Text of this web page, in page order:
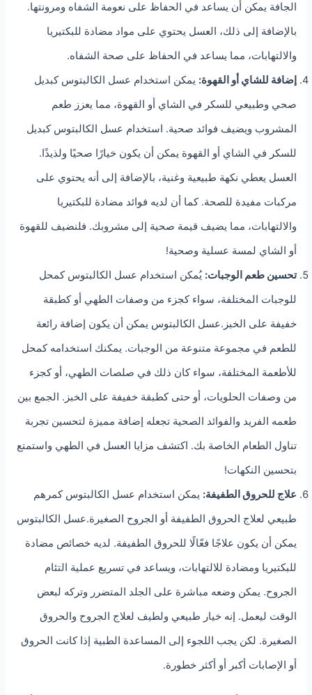
الجافة يمكن أن يساعد في الحفاظ على نعومة الشفاه ومرونتها.
بالإضافة إلى ذلك، العسل يحتوي على مواد مضادة للبكتيريا
والالتهابات، مما يساعد في الحفاظ على صحة الشفاه.
إضافة للشاي أو القهوة: يمكن استخدام عسل الكالبتوس كبديل
صحي وطبيعي للسكر في الشاي أو القهوة، مما يعزز طعم
المشروب ويضيف فوائد صحية. استخدام عسل الكالبتوس كبديل
للسكر في الشاي أو القهوة يمكن أن يكون خيارًا صحيًا ولذيذًا.
العسل يعطي نكهة طبيعية وغنية، بالإضافة إلى أنه يحتوي على
مركبات مفيدة للصحة. كما أن لديه فوائد مضادة للبكتيريا
والالتهابات، مما يضيف قيمة صحية إلى مشروبك. فلنضيف للقهوة
أو الشاي لمسة عسلية وصحية!
تحسين طعم الوجبات: يُمكن استخدام عسل الكالبتوس كمحل
للوجبات المختلفة، سواء كجزء من وصفات الطهي أو كطبقة
خفيفة على الخبز.عسل الكالبتوس يمكن أن يكون إضافة رائعة
للطعم في مجموعة متنوعة من الوجبات. يمكنك استخدامه كمحل
للأطعمة المختلفة، سواء كان ذلك في صلصات الطهي، أو كجزء
من وصفات الحلويات، أو حتى كطبقة خفيفة على الخبز. الجمع بين
طعمه الفريد والفوائد الصحية تجعله إضافة مميزة لتحسين تجربة
تناول الطعام الخاصة بك. اكتشف مزايا العسل في الطهي واستمتع
بتحسين النكهات!
علاج للحروق الطفيفة: يمكن استخدام عسل الكالبتوس كمرهم
طبيعي لعلاج الحروق الطفيفة أو الجروح الصغيرة.عسل الكالبتوس
يمكن أن يكون علاجًا فعّالًا للحروق الطفيفة. لديه خصائص مضادة
للبكتيريا ومضادة للالتهابات، ويساعد في تسريع عملية التئام
الجروح. يمكن وضعه مباشرة على الجلد المتضرر وتركه لبعض
الوقت ليعمل. إنه خيار طبيعي ولطيف لعلاج الجروح والحروق
الصغيرة. لكن يجب اللجوء إلى المساعدة الطبية إذا كانت الحروق
أو الإصابات أكبر أو أكثر خطورة.